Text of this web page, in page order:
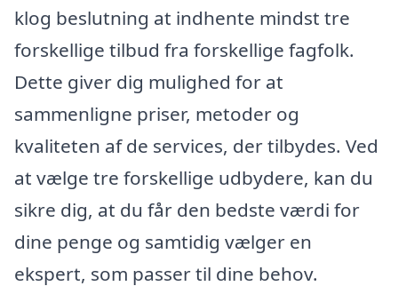
klog beslutning at indhente mindst tre
forskellige tilbud fra forskellige fagfolk.
Dette giver dig mulighed for at
sammenligne priser, metoder og
kvaliteten af de services, der tilbydes. Ved
at vælge tre forskellige udbydere, kan du
sikre dig, at du får den bedste værdi for
dine penge og samtidig vælger en
ekspert, som passer til dine behov.